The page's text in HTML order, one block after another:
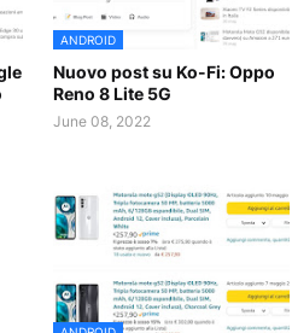
ANDROID
Nuovo post su Ko-Fi: Oppo
Reno 8 Lite 5G
June 08, 2022